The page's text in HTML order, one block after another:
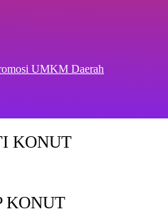
UMKM Daerah
KONUT
KONUT